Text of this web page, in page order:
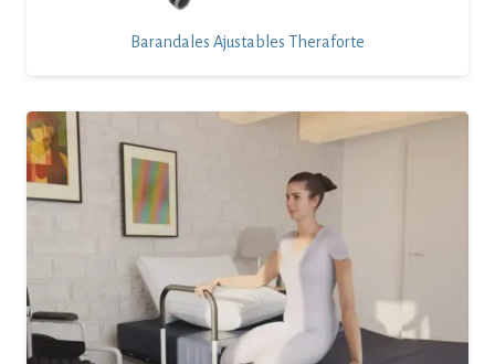
Barandales Ajustables Theraforte